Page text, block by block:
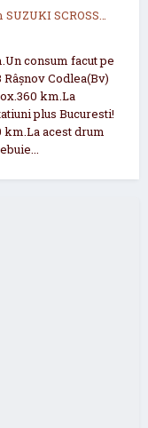
SCROSS
consum facut pe
Codlea(Bv)
km.La
plus Bucuresti!
km.La acest drum